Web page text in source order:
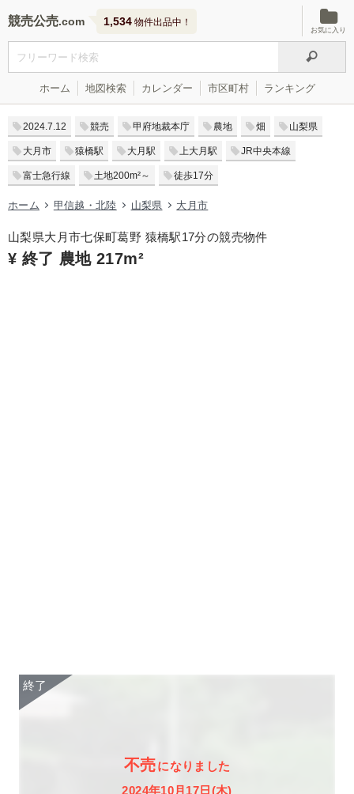
競売公売 1,534 物件出品中！
お気に入り
ホーム 地図検索 カレンダー 市区町村 ランキング
2024.7.12 競売 甲府地裁本庁 農地 畑 山梨県
大月市 猿橋駅 大月駅 上大月駅 JR中央本線
富士急行線 土地200m²～ 徒歩17分
ホーム 甲信越・北陸 山梨県 大月市
山梨県大月市七保町葛野 猿橋駅17分の競売物件
¥ 終了 農地 217m²
不売になりました
2024年10月17日(木)